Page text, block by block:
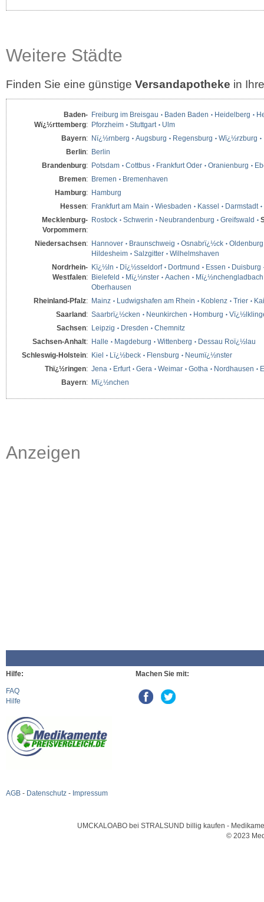
Weitere Städte
Finden Sie eine günstige Versandapotheke in
Baden-
Wï¿½rttemberg:
Freiburg im Breisgau Baden Baden Heidelberg
Pforzheim
Stuttgart
Ulm
Bayern: Nï¿½rnberg Augsburg Regensburg Wï¿½rzburg
Berlin: Berlin
Brandenburg: Potsdam Cottbus Frankfurt Oder Oranienburg
Bremen: Bremen
Bremenhaven
Hamburg: Hamburg
Hessen: Frankfurt am Main Wiesbaden Kassel
Darmstadt
Mecklenburg-
Vorpommern:
Rostock Schwerin Neubrandenburg Greifswald
Niedersachsen: Hannover Braunschweig Osnabrï¿½ck
Oldenburg
Hildesheim
Salzgitter
Wilhelmshaven
Nordrhein-
Westfalen:
Kï¿½ln Dï¿½sseldorf Dortmund Essen
Duisburg
Bielefeld
Mï¿½nster Aachen
Mï¿½nchengladbach
Oberhausen
Rheinland-Pfalz: Mainz Ludwigshafen am Rhein Koblenz Trier
Saarland: Saarbrï¿½cken Neunkirchen Homburg
Sachsen: Leipzig Dresden
Chemnitz
Sachsen-Anhalt: Halle Magdeburg Wittenberg
Dessau Roï¿½lau
Schleswig-Holstein: Kiel Lï¿½beck Flensburg
Neumï¿½nster
Thï¿½ringen: Jena Erfurt Gera Weimar Gotha Nordhausen
Bayern: Mï¿½nchen
Anzeigen
Hilfe:
FAQ
Hilfe
AGB - Datenschutz - Impressum
Machen Sie mit:
UMCKALOABO bei STRALSUND billig kaufen -
© 2023